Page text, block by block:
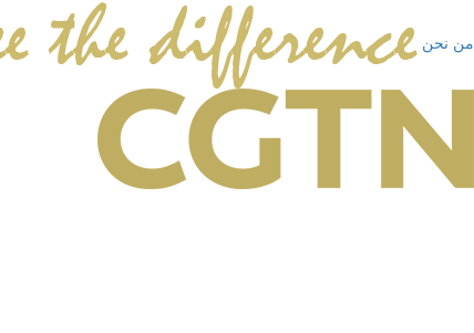
من نحن